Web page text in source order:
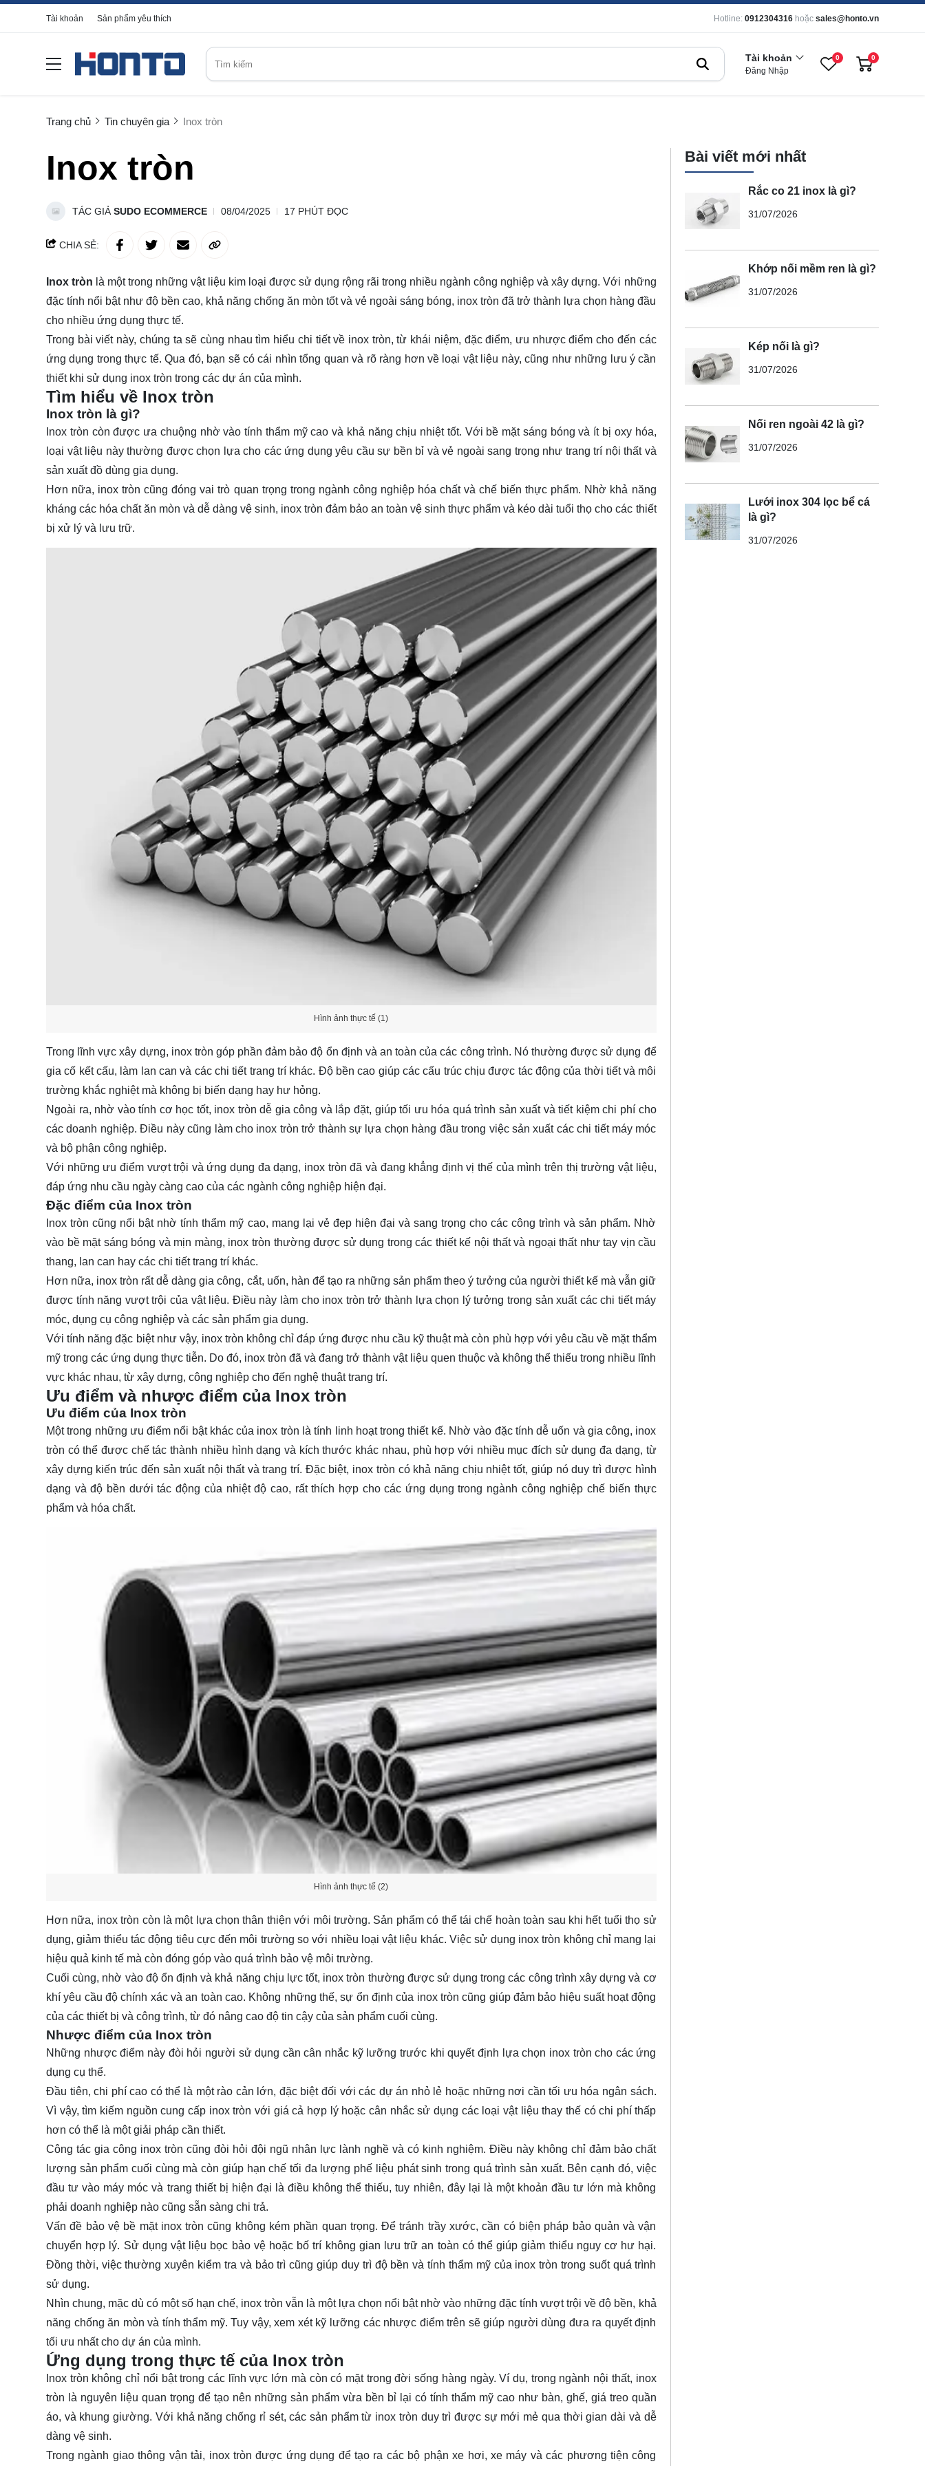
Tài khoản Sản phẩm yêu thích Hotline: 0912304316 hoặc sales@honto.vn
Tài khoản
Đăng Nhập
0 0
Trang chủ Tin chuyên gia Inox tròn
Inox tròn
TÁC GIẢ SUDO ECOMMERCE 08/04/2025 17 PHÚT ĐỌC
CHIA SẺ:
Inox tròn là một trong những vật liệu kim loại được sử dụng rộng rãi trong nhiều ngành công nghiệp và xây dựng. Với những
đặc tính nổi bật như độ bền cao, khả năng chống ăn mòn tốt và vẻ ngoài sáng bóng, inox tròn đã trở thành lựa chọn hàng đầu
cho nhiều ứng dụng thực tế.
Trong bài viết này, chúng ta sẽ cùng nhau tìm hiểu chi tiết về inox tròn, từ khái niệm, đặc điểm, ưu nhược điểm cho đến các
ứng dụng trong thực tế. Qua đó, bạn sẽ có cái nhìn tổng quan và rõ ràng hơn về loại vật liệu này, cũng như những lưu ý cần
thiết khi sử dụng inox tròn trong các dự án của mình.
Tìm hiểu về Inox tròn
Inox tròn là gì?
Inox tròn còn được ưa chuộng nhờ vào tính thẩm mỹ cao và khả năng chịu nhiệt tốt. Với bề mặt sáng bóng và ít bị oxy hóa,
loại vật liệu này thường được chọn lựa cho các ứng dụng yêu cầu sự bền bỉ và vẻ ngoài sang trọng như trang trí nội thất và
sản xuất đồ dùng gia dụng.
Hơn nữa, inox tròn cũng đóng vai trò quan trọng trong ngành công nghiệp hóa chất và chế biến thực phẩm. Nhờ khả năng
kháng các hóa chất ăn mòn và dễ dàng vệ sinh, inox tròn đảm bảo an toàn vệ sinh thực phẩm và kéo dài tuổi thọ cho các thiết
bị xử lý và lưu trữ.
Hình ảnh thực tế (1)
Trong lĩnh vực xây dựng, inox tròn góp phần đảm bảo độ ổn định và an toàn của các công trình. Nó thường được sử dụng để
gia cố kết cấu, làm lan can và các chi tiết trang trí khác. Độ bền cao giúp các cấu trúc chịu được tác động của thời tiết và môi
trường khắc nghiệt mà không bị biến dạng hay hư hỏng.
Ngoài ra, nhờ vào tính cơ học tốt, inox tròn dễ gia công và lắp đặt, giúp tối ưu hóa quá trình sản xuất và tiết kiệm chi phí cho
các doanh nghiệp. Điều này cũng làm cho inox tròn trở thành sự lựa chọn hàng đầu trong việc sản xuất các chi tiết máy móc
và bộ phận công nghiệp.
Với những ưu điểm vượt trội và ứng dụng đa dạng, inox tròn đã và đang khẳng định vị thế của mình trên thị trường vật liệu,
đáp ứng nhu cầu ngày càng cao của các ngành công nghiệp hiện đại.
Đặc điểm của Inox tròn
Inox tròn cũng nổi bật nhờ tính thẩm mỹ cao, mang lại vẻ đẹp hiện đại và sang trọng cho các công trình và sản phẩm. Nhờ
vào bề mặt sáng bóng và mịn màng, inox tròn thường được sử dụng trong các thiết kế nội thất và ngoại thất như tay vịn cầu
thang, lan can hay các chi tiết trang trí khác.
Hơn nữa, inox tròn rất dễ dàng gia công, cắt, uốn, hàn để tạo ra những sản phẩm theo ý tưởng của người thiết kế mà vẫn giữ
được tính năng vượt trội của vật liệu. Điều này làm cho inox tròn trở thành lựa chọn lý tưởng trong sản xuất các chi tiết máy
móc, dụng cụ công nghiệp và các sản phẩm gia dụng.
Với tính năng đặc biệt như vậy, inox tròn không chỉ đáp ứng được nhu cầu kỹ thuật mà còn phù hợp với yêu cầu về mặt thẩm
mỹ trong các ứng dụng thực tiễn. Do đó, inox tròn đã và đang trở thành vật liệu quen thuộc và không thể thiếu trong nhiều lĩnh
vực khác nhau, từ xây dựng, công nghiệp cho đến nghệ thuật trang trí.
Ưu điểm và nhược điểm của Inox tròn
Ưu điểm của Inox tròn
Một trong những ưu điểm nổi bật khác của inox tròn là tính linh hoạt trong thiết kế. Nhờ vào đặc tính dễ uốn và gia công, inox
tròn có thể được chế tác thành nhiều hình dạng và kích thước khác nhau, phù hợp với nhiều mục đích sử dụng đa dạng, từ
xây dựng kiến trúc đến sản xuất nội thất và trang trí. Đặc biệt, inox tròn có khả năng chịu nhiệt tốt, giúp nó duy trì được hình
dạng và độ bền dưới tác động của nhiệt độ cao, rất thích hợp cho các ứng dụng trong ngành công nghiệp chế biến thực
phẩm và hóa chất.
Hình ảnh thực tế (2)
Hơn nữa, inox tròn còn là một lựa chọn thân thiện với môi trường. Sản phẩm có thể tái chế hoàn toàn sau khi hết tuổi thọ sử
dụng, giảm thiểu tác động tiêu cực đến môi trường so với nhiều loại vật liệu khác. Việc sử dụng inox tròn không chỉ mang lại
hiệu quả kinh tế mà còn đóng góp vào quá trình bảo vệ môi trường.
Cuối cùng, nhờ vào độ ổn định và khả năng chịu lực tốt, inox tròn thường được sử dụng trong các công trình xây dựng và cơ
khí yêu cầu độ chính xác và an toàn cao. Không những thế, sự ổn định của inox tròn cũng giúp đảm bảo hiệu suất hoạt động
của các thiết bị và công trình, từ đó nâng cao độ tin cậy của sản phẩm cuối cùng.
Nhược điểm của Inox tròn
Những nhược điểm này đòi hỏi người sử dụng cần cân nhắc kỹ lưỡng trước khi quyết định lựa chọn inox tròn cho các ứng
dụng cụ thể.
Đầu tiên, chi phí cao có thể là một rào cản lớn, đặc biệt đối với các dự án nhỏ lẻ hoặc những nơi cần tối ưu hóa ngân sách.
Vì vậy, tìm kiếm nguồn cung cấp inox tròn với giá cả hợp lý hoặc cân nhắc sử dụng các loại vật liệu thay thế có chi phí thấp
hơn có thể là một giải pháp cần thiết.
Công tác gia công inox tròn cũng đòi hỏi đội ngũ nhân lực lành nghề và có kinh nghiệm. Điều này không chỉ đảm bảo chất
lượng sản phẩm cuối cùng mà còn giúp hạn chế tối đa lượng phế liệu phát sinh trong quá trình sản xuất. Bên cạnh đó, việc
đầu tư vào máy móc và trang thiết bị hiện đại là điều không thể thiếu, tuy nhiên, đây lại là một khoản đầu tư lớn mà không
phải doanh nghiệp nào cũng sẵn sàng chi trả.
Vấn đề bảo vệ bề mặt inox tròn cũng không kém phần quan trọng. Để tránh trầy xước, cần có biện pháp bảo quản và vận
chuyển hợp lý. Sử dụng vật liệu bọc bảo vệ hoặc bố trí không gian lưu trữ an toàn có thể giúp giảm thiểu nguy cơ hư hại.
Đồng thời, việc thường xuyên kiểm tra và bảo trì cũng giúp duy trì độ bền và tính thẩm mỹ của inox tròn trong suốt quá trình
sử dụng.
Nhìn chung, mặc dù có một số hạn chế, inox tròn vẫn là một lựa chọn nổi bật nhờ vào những đặc tính vượt trội về độ bền, khả
năng chống ăn mòn và tính thẩm mỹ. Tuy vậy, xem xét kỹ lưỡng các nhược điểm trên sẽ giúp người dùng đưa ra quyết định
tối ưu nhất cho dự án của mình.
Ứng dụng trong thực tế của Inox tròn
Inox tròn không chỉ nổi bật trong các lĩnh vực lớn mà còn có mặt trong đời sống hàng ngày. Ví dụ, trong ngành nội thất, inox
tròn là nguyên liệu quan trọng để tạo nên những sản phẩm vừa bền bỉ lại có tính thẩm mỹ cao như bàn, ghế, giá treo quần
áo, và khung giường. Với khả năng chống rỉ sét, các sản phẩm từ inox tròn duy trì được sự mới mẻ qua thời gian dài và dễ
dàng vệ sinh.
Trong ngành giao thông vận tải, inox tròn được ứng dụng để tạo ra các bộ phận xe hơi, xe máy và các phương tiện công
Bài viết mới nhất
Rắc co 21 inox là gì?
31/07/2026
Khớp nối mềm ren là gì?
31/07/2026
Kép nối là gì?
31/07/2026
Nối ren ngoài 42 là gì?
31/07/2026
Lưới inox 304 lọc bể cá
là gì?
31/07/2026